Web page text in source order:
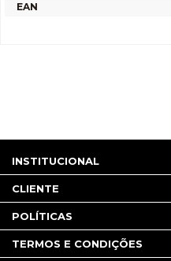
EAN
INSTITUCIONAL
CLIENTE
POLÍTICAS
TERMOS E CONDIÇÕES